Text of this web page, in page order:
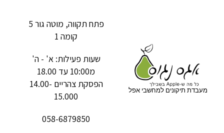
מעבדת תיקונים למחשבי אפל
פתח תקווה, מוטה גור 5
קומה 1
שעות פעילות: א' - ה'
מ10:00 עד 18.00
הפסקת צהריים 14.00-
15.000
058-6879850